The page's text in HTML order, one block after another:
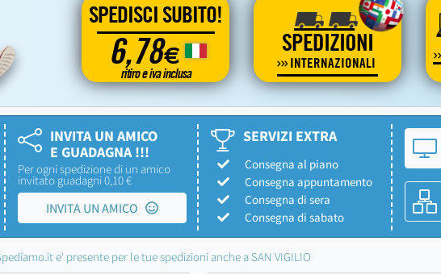
SPEDISCI SUBITO!
6,78€
ritiro e iva inclusa
SPEDIZIONI
INTERNAZIONALI
INVITA UN AMICO
E GUADAGNA !!!
Per ogni spedizione di un amico
invitato guadagni 0,10 €
INVITA UN AMICO
SERVIZI EXTRA
Consegna al piano
Consegna appuntamento
Consegna di sera
Consegna di sabato
e' presente per le tue spedizioni anche a SAN VIGILIO